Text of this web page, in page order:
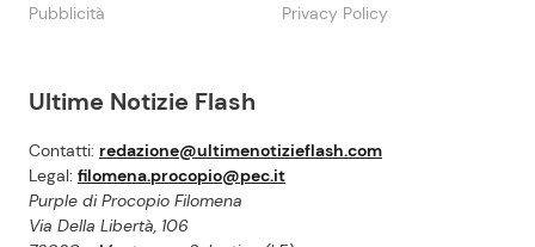
Ultime Notizie Flash
Contatti: redazione@ultimenotizieflash.com
Legal: filomena.procopio@pec.it
Purple di Procopio Filomena
Via Della Libertà, 106
Pubblicità Privacy Policy